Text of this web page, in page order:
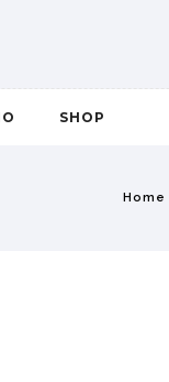
SHOP
Home